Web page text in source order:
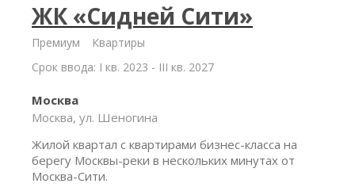
ЖК «Сидней Сити»
Премиум
Квартиры
Срок ввода: I кв. 2023 - III кв. 2027
Москва
Москва, ул. Шеногина
Жилой квартал с квартирами бизнес-класса на
берегу Москвы-реки в нескольких минутах от
Москва-Сити.